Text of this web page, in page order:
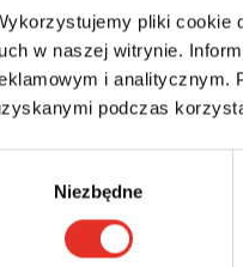
pliki cookie
w naszej witrynie.
i analitycznym.
podczas
Niezbędne
265
Cena brutto:
209 061 zł